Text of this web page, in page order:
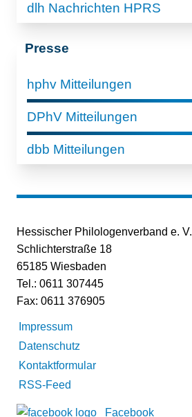
dlh Nachrichten HPRS
Presse
hphv Mitteilungen
DPhV Mitteilungen
dbb Mitteilungen
Hessischer Philologenverband e. V.
Schlichterstraße 18
65185 Wiesbaden
Tel.: 0611 307445
Fax: 0611 376905
Impressum
Datenschutz
Kontaktformular
RSS-Feed
Facebook